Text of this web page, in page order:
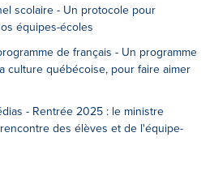
scolaire - Un protocole pour
équipes-écoles
de français - Un programme
culture québécoise, pour faire aimer
- Rentrée 2025 : le ministre
des élèves et de l'équipe-